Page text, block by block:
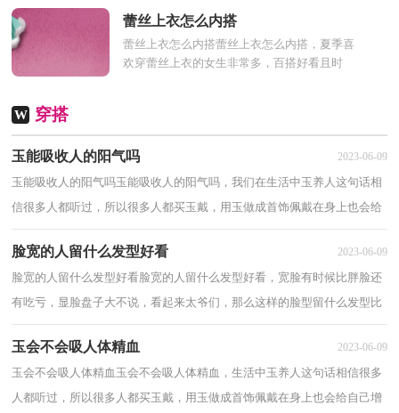
蕾丝上衣怎么内搭
蕾丝上衣怎么内搭蕾丝上衣怎么内搭，夏季喜
欢穿蕾丝上衣的女生非常多，百搭好看且时
W 穿搭
玉能吸收人的阳气吗 2023-06-09
玉能吸收人的阳气吗玉能吸收人的阳气吗，我们在生活中玉养人这句话相
信很多人都听过，所以很多人都买玉戴，用玉做成首饰佩戴在身上也会给
自己增加几分美感，以下了解玉能吸收人的阳...
脸宽的人留什么发型好看 2023-06-09
脸宽的人留什么发型好看脸宽的人留什么发型好看，宽脸有时候比胖脸还
有吃亏，显脸盘子大不说，看起来太爷们，那么这样的脸型留什么发型比
较好？下面介绍脸宽的人留什么发型好看，希望对...
玉会不会吸人体精血 2023-06-09
玉会不会吸人体精血玉会不会吸人体精血，生活中玉养人这句话相信很多
人都听过，所以很多人都买玉戴，用玉做成首饰佩戴在身上也会给自己增